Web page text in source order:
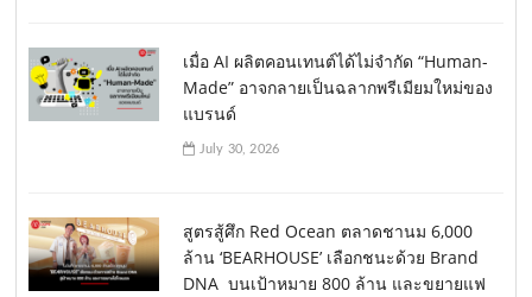
เมื่อ AI ผลิตคอนเทนต์ได้ไม่จำกัด “Human-
Made” อาจกลายเป็นฉลากพรีเมียมใหม่ของ
แบรนด์
July 30, 2026
สูตรสู้ศึก Red Ocean ตลาดชานม 6,000
ล้าน ‘BEARHOUSE’ เลือกชนะด้วย Brand
DNA บนเป้าหมาย 800 ล้าน และขยายแฟ